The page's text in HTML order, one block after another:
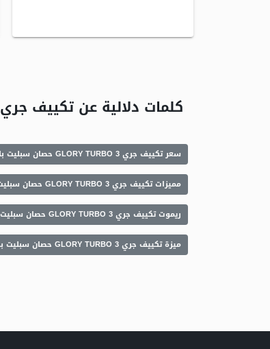
كلمات دلالية عن تكييف جري GLORY TURBO 3 حصان سبليت بارد ساخن
سعر تكييف جري GLORY TURBO 3 حصان سبليت بارد ساخن
مميزات تكييف جري GLORY TURBO 3 حصان سبليت بارد ساخن
ريموت تكييف جري GLORY TURBO 3 حصان سبليت بارد ساخن
ميزة تكييف جري GLORY TURBO 3 حصان سبليت بارد ساخن